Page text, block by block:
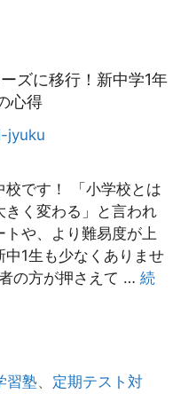
ズに移行！新中学1年
心得
jyuku
校です！ 「小学校とは
く変わる」と言われ
トや、より難易度が上
1生も少なくありませ
の方が押さえて … 続
習塾、 定期テスト対